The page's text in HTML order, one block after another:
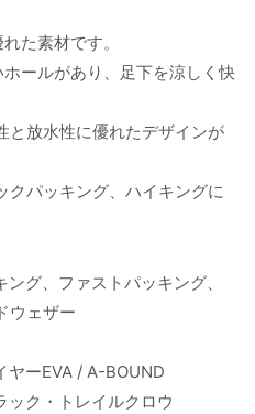
た素材です。
ールがあり、足下を涼しく快
と放水性に優れたデザインが
クパッキング、ハイキングに
グ、ファストパッキング、
ウェザー
ーEVA / A-BOUND
ク・トレイルクロウ